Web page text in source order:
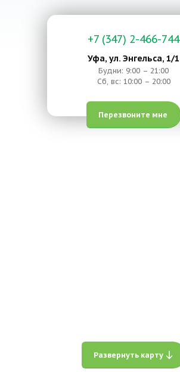
+7 (347) 2-466-744
Уфа, ул. Энгельса, 1/1
Будни: 9:00 – 21:00
Сб, вс: 10:00 – 20:00
Перезвоните мне
Развернуть карту